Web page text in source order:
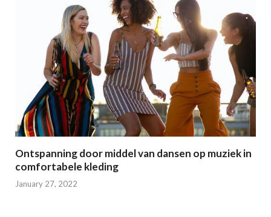
Ontspanning door middel van dansen op muziek in
comfortabele kleding
January 27, 2022